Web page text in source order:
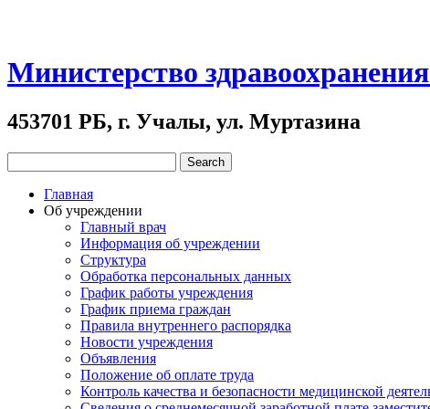
Министерство
453701 РБ, г. Учалы, ул. Муртазина
Главная
Об учреждении
Главный врач
Информация об учреждении
Структура
Обработка персональных данных
График работы учреждения
График приема граждан
Правила внутреннего распорядка
Новости учреждения
Объявления
Положение об оплате труда
Контроль качества и безопасности медицинской